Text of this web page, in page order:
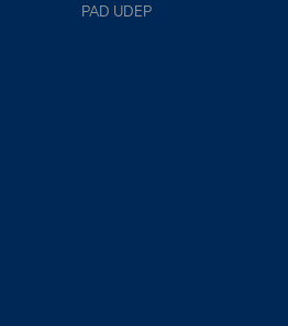
PAD UDEP